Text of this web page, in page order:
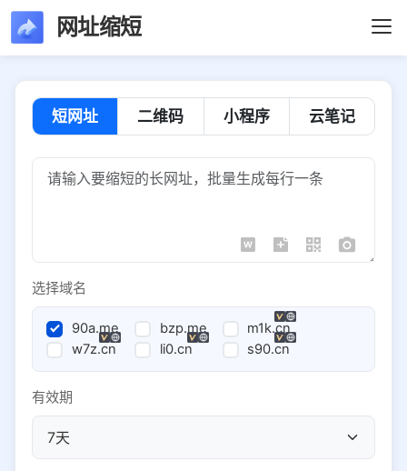
网址缩短
短网址 二维码 小程序 云笔记
选择域名
90a.me bzp.me
m1k.cn
w7z.cn
li0.cn s90.cn
有效期